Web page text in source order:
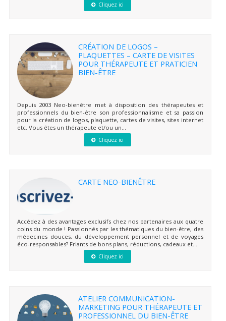
Cliquez ici
CRÉATION DE LOGOS –
PLAQUETTES – CARTE DE VISITES
POUR THÉRAPEUTE ET PRATICIEN
BIEN-ÊTRE
Depuis 2003 Neo-bienêtre met à disposition des thérapeutes et
professionnels du bien-être son professionnalisme et sa passion
pour la création de logos, plaquette, cartes de visites, sites internet
etc. Vous êtes un thérapeute et/ou un...
Cliquez ici
CARTE NEO-BIENÊTRE
Accédez à des avantages exclusifs chez nos partenaires aux quatre
coins du monde ! Passionnés par les thématiques du bien-être, des
médecines douces, du développement personnel et de voyages
éco-responsables? Friants de bons plans, réductions, cadeaux et...
Cliquez ici
ATELIER COMMUNICATION-
MARKETING POUR THÉRAPEUTE ET
PROFESSIONNEL DU BIEN-ÊTRE